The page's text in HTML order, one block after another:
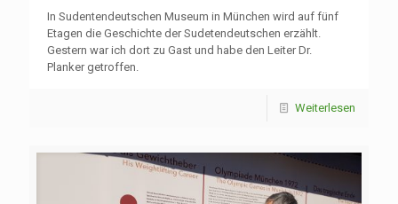
In Sudentendeutschen Museum in München wird auf fünf
Etagen die Geschichte der Sudetendeutschen erzählt.
Gestern war ich dort zu Gast und habe den Leiter Dr.
Planker getroffen.
Weiterlesen